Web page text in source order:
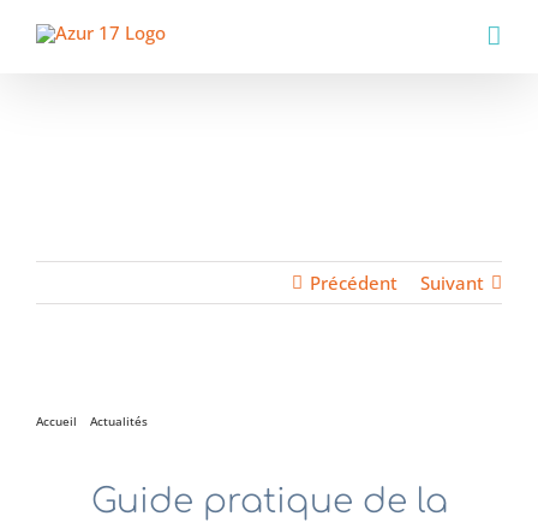
Précédent Suivant
l'image
Accueil Actualités
Guide pratique de la